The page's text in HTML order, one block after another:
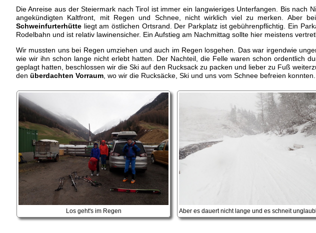
Die Anreise aus der Steiermark nach Tirol ist immer ein langwieriges Unterfangen. Bis
angekündigten Kaltfront, mit Regen und Schnee, nicht wirklich viel zu merken. Aber
Schweinfurterhütteliegt am östlichen Ortsrand. Der Parkplatz ist gebührenpflichtig. Ein
Rodelbahn und ist relativ lawinensicher. Ein Aufstieg am Nachmittag sollte hier meistens
Wir mussten uns bei Regen umziehen und auch im Regen losgehen. Das war irgendwie
wie wir ihn schon lange nicht erlebt hatten. Der Nachteil, die Felle waren schon ordentlich
geplagt hatten, beschlossen wir die Ski auf den Rucksack zu packen und lieber zu Fuß
den überdachten Vorraum, wo wir die Rucksäcke, Ski und uns vom Schnee befreien
Los geht's im Regen